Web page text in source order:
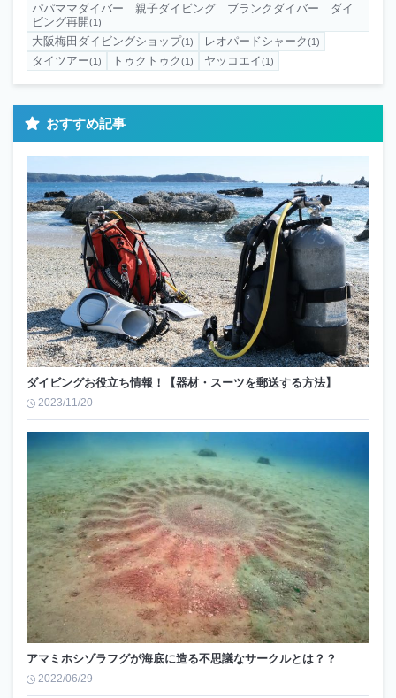
パパママダイバー 親子ダイビング ブランクダイバー ダイ
ビング再開(1)
大阪梅田ダイビングショップ(1) レオパードシャーク(1)
タイツアー(1) トゥクトゥク(1) ヤッコエイ(1)
おすすめ記事
ダイビングお役立ち情報！【器材・スーツを郵送する方法】
2023/11/20
アマミホシゾラフグが海底に造る不思議なサークルとは？？
2022/06/29